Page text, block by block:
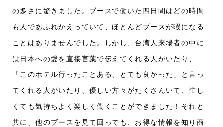
の多さに驚きました。ブースで働いた四日間はどの時間
も人であふれかえっていて、ほとんどブースが暇になる
ことはありませんでした。しかし、台湾人来場者の中に
は日本への愛を直接言葉で伝えてくれる人がいたり、
「このホテル行ったことある、とても良かった」と言っ
てくれる人がいたり、優しい方々がたくさんいて、忙し
くても気持ちよく楽しく働くことができました！それと
共に、他のブースを見て回っても、お得な情報を知り商